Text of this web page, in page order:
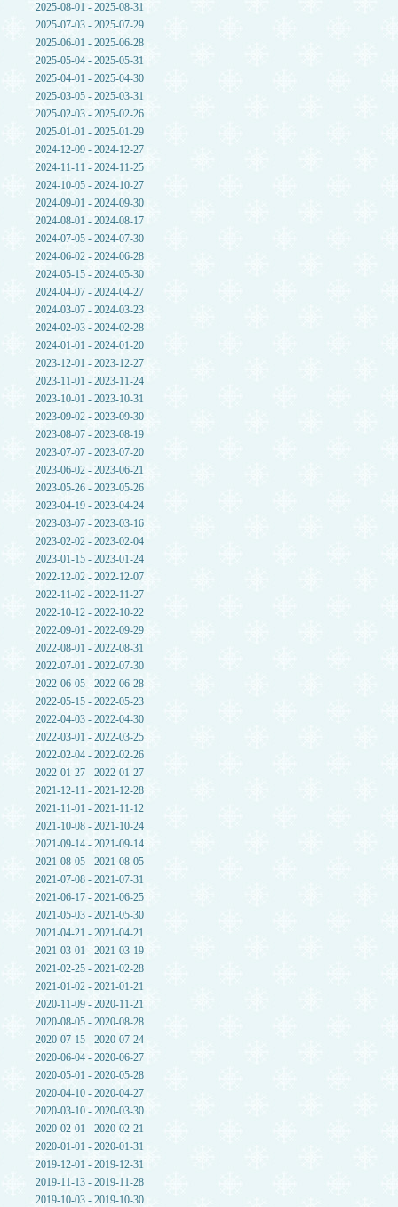
2025-08-01 - 2025-08-31
2025-07-03 - 2025-07-29
2025-06-01 - 2025-06-28
2025-05-04 - 2025-05-31
2025-04-01 - 2025-04-30
2025-03-05 - 2025-03-31
2025-02-03 - 2025-02-26
2025-01-01 - 2025-01-29
2024-12-09 - 2024-12-27
2024-11-11 - 2024-11-25
2024-10-05 - 2024-10-27
2024-09-01 - 2024-09-30
2024-08-01 - 2024-08-17
2024-07-05 - 2024-07-30
2024-06-02 - 2024-06-28
2024-05-15 - 2024-05-30
2024-04-07 - 2024-04-27
2024-03-07 - 2024-03-23
2024-02-03 - 2024-02-28
2024-01-01 - 2024-01-20
2023-12-01 - 2023-12-27
2023-11-01 - 2023-11-24
2023-10-01 - 2023-10-31
2023-09-02 - 2023-09-30
2023-08-07 - 2023-08-19
2023-07-07 - 2023-07-20
2023-06-02 - 2023-06-21
2023-05-26 - 2023-05-26
2023-04-19 - 2023-04-24
2023-03-07 - 2023-03-16
2023-02-02 - 2023-02-04
2023-01-15 - 2023-01-24
2022-12-02 - 2022-12-07
2022-11-02 - 2022-11-27
2022-10-12 - 2022-10-22
2022-09-01 - 2022-09-29
2022-08-01 - 2022-08-31
2022-07-01 - 2022-07-30
2022-06-05 - 2022-06-28
2022-05-15 - 2022-05-23
2022-04-03 - 2022-04-30
2022-03-01 - 2022-03-25
2022-02-04 - 2022-02-26
2022-01-27 - 2022-01-27
2021-12-11 - 2021-12-28
2021-11-01 - 2021-11-12
2021-10-08 - 2021-10-24
2021-09-14 - 2021-09-14
2021-08-05 - 2021-08-05
2021-07-08 - 2021-07-31
2021-06-17 - 2021-06-25
2021-05-03 - 2021-05-30
2021-04-21 - 2021-04-21
2021-03-01 - 2021-03-19
2021-02-25 - 2021-02-28
2021-01-02 - 2021-01-21
2020-11-09 - 2020-11-21
2020-08-05 - 2020-08-28
2020-07-15 - 2020-07-24
2020-06-04 - 2020-06-27
2020-05-01 - 2020-05-28
2020-04-10 - 2020-04-27
2020-03-10 - 2020-03-30
2020-02-01 - 2020-02-21
2020-01-01 - 2020-01-31
2019-12-01 - 2019-12-31
2019-11-13 - 2019-11-28
2019-10-03 - 2019-10-30